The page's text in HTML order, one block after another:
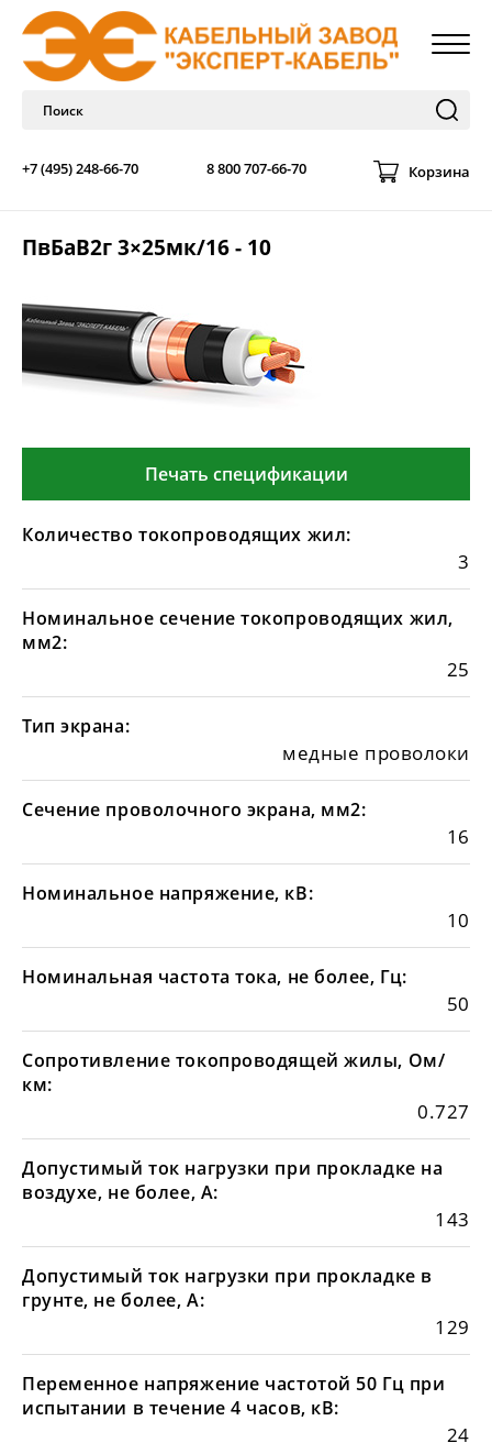
+7 (495) 248-66-70 8 800 707-66-70 Корзина
ПвБаВ2г 3×25мк/16 - 10
Печать спецификации
Количество токопроводящих жил:
3
Номинальное сечение токопроводящих жил,
мм2:
25
Тип экрана:
медные проволоки
Сечение проволочного экрана, мм2:
16
Номинальное напряжение, кВ:
10
Номинальная частота тока, не более, Гц:
50
Сопротивление токопроводящей жилы, Ом/
км:
0.727
Допустимый ток нагрузки при прокладке на
воздухе, не более, А:
143
Допустимый ток нагрузки при прокладке в
грунте, не более, А:
129
Переменное напряжение частотой 50 Гц при
испытании в течение 4 часов, кВ:
24